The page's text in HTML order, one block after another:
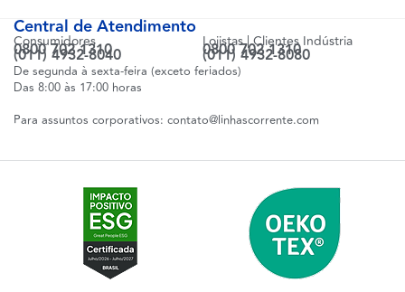
Central de Atendimento
Consumidores
0800 702 1310
(011) 4932-8040
Lojistas | Clientes Indústria
0800 702 1310
(011) 4932-8080
De segunda à sexta-feira (exceto feriados)
Das 8:00 às 17:00 horas
Para assuntos corporativos: contato@linhascorrente.com